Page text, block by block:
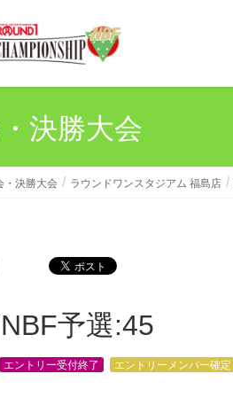
決勝大会
・決勝大会 ラウンドワンスタジアム 福島店
NBF予選:45
エントリー受付終了 エントリーメンバー確定